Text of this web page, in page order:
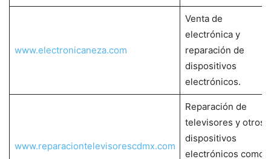
www.electronicaneza.com
Venta de
electrónica y
reparación de
dispositivos
electrónicos.
www.reparaciontelevisorescdmx.com
Reparación de
televisores y otros
dispositivos
electrónicos como